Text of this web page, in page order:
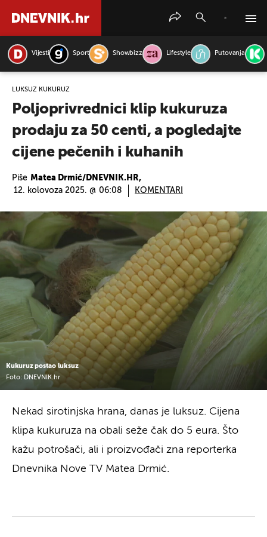
Vijesti Sport Showbizz Lifestyle Putovanja
LUKSUZ KUKURUZ
Poljoprivrednici klip kukuruza
prodaju za 50 centi, a pogledajte
cijene pečenih i kuhanih
Piše Matea Drmić/DNEVNIK.HR,
12. kolovoza 2025. @ 06:08
KOMENTARI
Kukuruz postao luksuz
Foto: DNEVNIK.hr
Nekad sirotinjska hrana, danas je luksuz. Cijena
klipa kukuruza na obali seže čak do 5 eura. Što
kažu potrošači, ali i proizvođači zna reporterka
Dnevnika Nove TV Matea Drmić.
PRETRAŽITE VIJESTI